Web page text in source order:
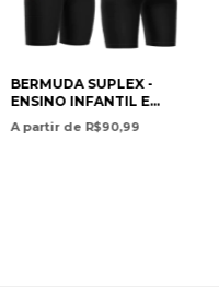
BERMUDA SUPLEX -
ENSINO INFANTIL E
FUNDAMENTAL
/SUPPLEX SHORTS -
A partir de R$90,99